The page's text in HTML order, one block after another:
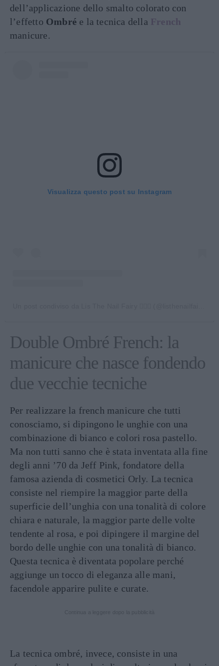
dell’applicazione dello smalto colorato con
l’effetto Ombré e la tecnica della French
manicure.
Visualizza questo post su Instagram
Double Ombré French: la
manicure che nasce fondendo
due vecchie tecniche
Per realizzare la french manicure che tutti
conosciamo, si dipingono le unghie con una
combinazione di bianco e colori rosa pastello.
Ma non tutti sanno che è stata inventata alla fine
degli anni ’70 da Jeff Pink, fondatore della
famosa azienda di cosmetici Orly. La tecnica
consiste nel riempire la maggior parte della
superficie dell’unghia con una tonalità di colore
chiara e naturale, la maggior parte delle volte
tendente al rosa, e poi dipingere il margine del
bordo delle unghie con una tonalità di bianco.
Questa tecnica è diventata popolare perché
aggiunge un tocco di eleganza alle mani,
facendole apparire pulite e curate.
La tecnica ombré, invece, consiste in una